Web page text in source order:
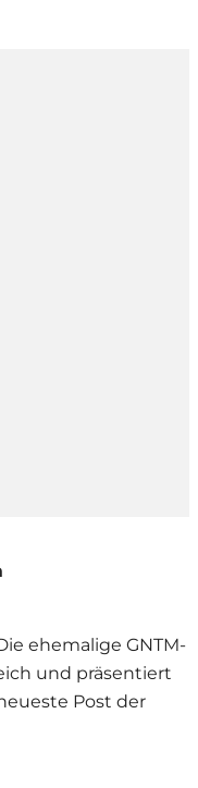
ehemalige GNTM-
und präsentiert
Post der